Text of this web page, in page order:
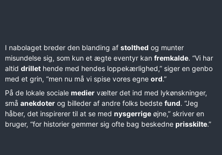
I nabolaget breder den blanding af stolthed og munter
misundelse sig, som kun et ægte eventyr kan fremkalde. “Vi har
altid drillet hende med hendes loppekærlighed,” siger en genbo
med et grin, “men nu må vi spise vores egne ord.”
På de lokale sociale medier vælter det ind med lykønskninger,
små anekdoter og billeder af andre folks bedste fund. “Jeg
håber, det inspirerer til at se med nysgerrige øjne,” skriver en
bruger, “for historier gemmer sig ofte bag beskedne prisskilte.”